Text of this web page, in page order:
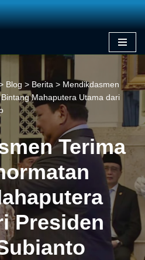
Blog > Berita > Mendikdasmen
Mahaputera Utama dari
Terima
Presiden